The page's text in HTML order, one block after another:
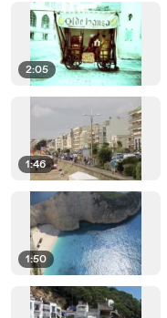
2:05
1:46
1:50